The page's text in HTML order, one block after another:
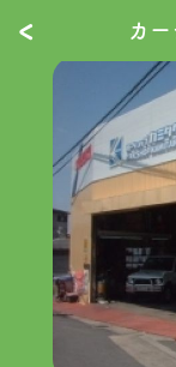
カ
‹